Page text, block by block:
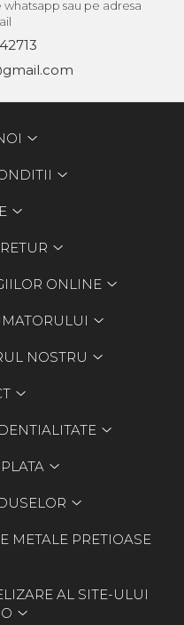
sau pe adresa
ONLINE
NOSTRU
METALE PRETIOASE
AL SITE-ULUI